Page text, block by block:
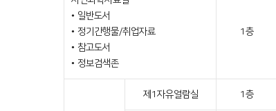
• 일반도서
• 정기간행물/취업자료
• 참고도서
• 정보검색존
1층
제1자유열람실 1층